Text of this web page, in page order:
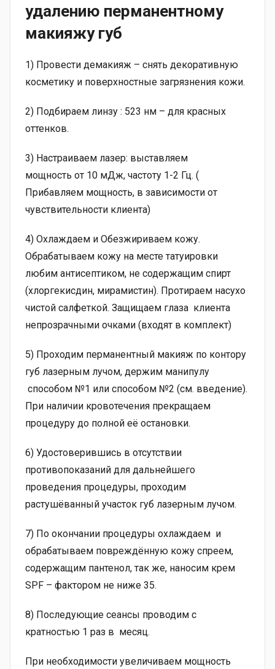
удалению перманентному
макияжу губ
1) Провести демакияж – снять декоративную
косметику и поверхностные загрязнения кожи.
2) Подбираем линзу : 523 нм – для красных
оттенков.
3) Настраиваем лазер: выставляем
мощность от 10 мДж, частоту 1-2 Гц. (
Прибавляем мощность, в зависимости от
чувствительности клиента)
4) Охлаждаем и Обезжириваем кожу.
Обрабатываем кожу на месте татуировки
любим антисептиком, не содержащим спирт
(хлоргекисдин, мирамистин). Протираем насухо
чистой салфеткой. Защищаем глаза клиента
непрозрачными очками (входят в комплект)
5) Проходим перманентный макияж по контору
губ лазерным лучом, держим манипулу
способом №1 или способом №2 (см. введение).
При наличии кровотечения прекращаем
процедуру до полной её остановки.
6) Удостоверившись в отсутствии
противопоказаний для дальнейшего
проведения процедуры, проходим
растушёванный участок губ лазерным лучом.
7) По окончании процедуры охлаждаем и
обрабатываем повреждённую кожу спреем,
содержащим пантенол, так же, наносим крем
SPF – фактором не ниже 35.
8) Последующие сеансы проводим с
кратностью 1 раз в месяц.
При необходимости увеличиваем мощность